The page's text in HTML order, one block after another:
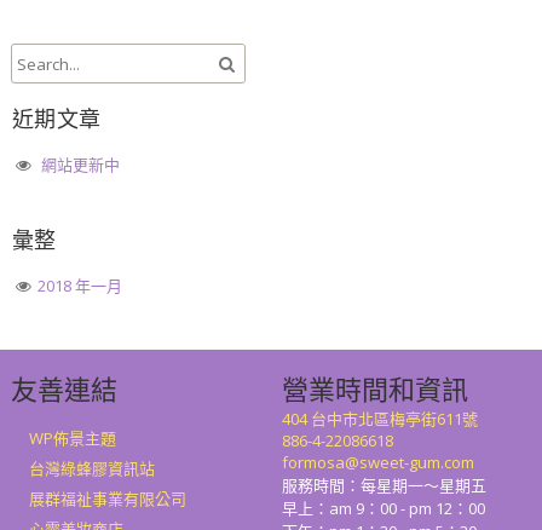
近期文章
網站更新中
彙整
2018 年一月
友善連結
WP佈景主題
台灣綠蜂膠資訊站
展群福祉事業有限公司
營業時間和資訊
404 台中市北區梅亭街611號
886-4-22086618
formosa@sweet-gum.com
服務時間：每星期一～星期五
早上：am 9：00 - pm 12：00